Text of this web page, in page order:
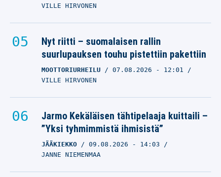
VILLE HIRVONEN
Nyt riitti – suomalaisen rallin
suurlupauksen touhu pistettiin pakettiin
MOOTTORIURHEILU 07.08.2026 - 12:01
VILLE HIRVONEN
Jarmo Kekäläisen tähtipelaaja kuittaili –
”Yksi tyhmimmistä ihmisistä”
JÄÄKIEKKO 09.08.2026 - 14:03
JANNE NIEMENMAA